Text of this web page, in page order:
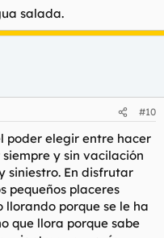
salada.
#10
poder elegir entre hacer
y sin vacilación
siniestro. En disfrutar
pequeños placeres
llorando porque se le ha
que llora porque sabe